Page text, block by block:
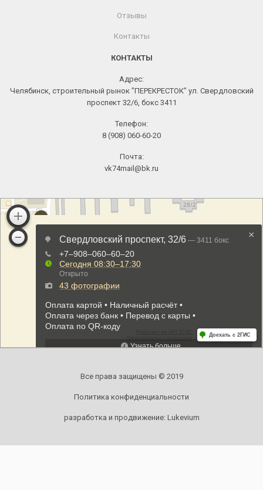
Отзывы
Контакты
КОНТАКТЫ
Адрес:
Челябинск, строительный рынок "ПЕРЕКРЕСТОК" ул. Свердловский
проспект 32/6, бокс 3411
Телефон:
8 (908) 060-60-20
Почта:
vk74mail@bk.ru
Все права защищены © 2019
Политика конфиденциальности
разработка и продвижение: Lukevium